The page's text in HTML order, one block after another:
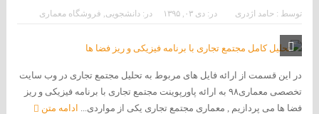
توسط : حامد اژدری در: دی ۰۳, ۱۳۹۵ در: دانشجویی, فروشگاه معماری
در این قسمت از ارائه فایل های مربوط به تحلیل مجتمع تجاری در وب سایت
تخصصی معماری۹۸ به ارائه پاورپوینت مجتمع تجاری با برنامه فیزیکی و ریز
فضا ها می پردازیم , معماری مجتمع تجاری یکی از مواردی... ادامه متن